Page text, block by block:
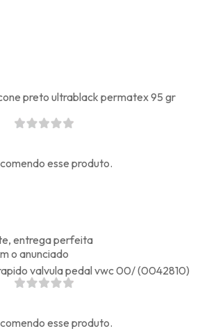
preto ultrablack permatex 95 gr
esse produto.
entrega perfeita
o anunciado
valvula pedal vwc 00/ (0042810)
esse produto.